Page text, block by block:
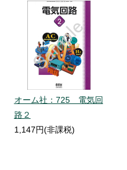
オーム社：725 電気回
路２
1,147円(非課税)